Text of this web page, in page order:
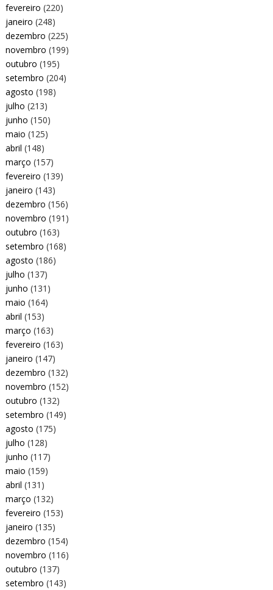
fevereiro (220)
janeiro (248)
dezembro (225)
novembro (199)
outubro (195)
setembro (204)
agosto (198)
julho (213)
junho (150)
maio (125)
abril (148)
março (157)
fevereiro (139)
janeiro (143)
dezembro (156)
novembro (191)
outubro (163)
setembro (168)
agosto (186)
julho (137)
junho (131)
maio (164)
abril (153)
março (163)
fevereiro (163)
janeiro (147)
dezembro (132)
novembro (152)
outubro (132)
setembro (149)
agosto (175)
julho (128)
junho (117)
maio (159)
abril (131)
março (132)
fevereiro (153)
janeiro (135)
dezembro (154)
novembro (116)
outubro (137)
setembro (143)